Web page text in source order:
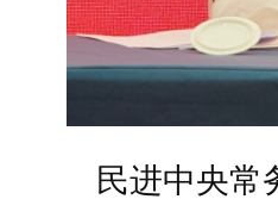
民进中央常